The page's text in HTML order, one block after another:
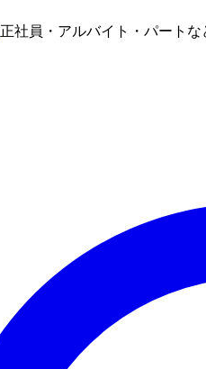
正社員・アルバイト・パート